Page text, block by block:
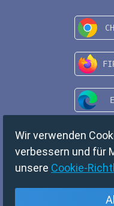
Wir verwenden
verbessern und für
unsere Cookie-